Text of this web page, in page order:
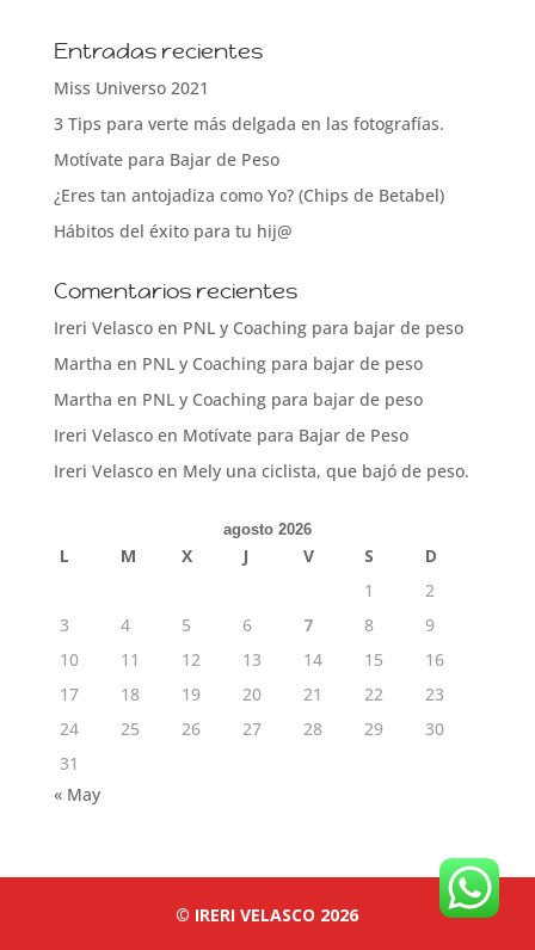
Entradas recientes
Miss Universo 2021
3 Tips para verte más delgada en las fotografías.
Motívate para Bajar de Peso
¿Eres tan antojadiza como Yo? (Chips de Betabel)
Hábitos del éxito para tu hij@
Comentarios recientes
Ireri Velascoen PNL y Coaching para bajar de peso
Martha en PNL y Coaching para bajar de peso
Martha en PNL y Coaching para bajar de peso
Ireri Velascoen Motívate para Bajar de Peso
Ireri Velascoen Mely una ciclista, que bajó de peso.
agosto 2026
L M X J V S
D
1
2
3
4 5 6 7 8
9
10
11 12 13 14 15
16
17
18 19 20 21 22
23
24
25 26 27 28 29
30
31
« May
© IRERI VELASCO 2026